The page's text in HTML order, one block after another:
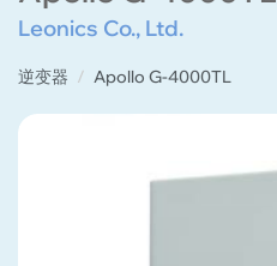
Leonics Co., Ltd.
逆变器 Apollo G-4000TL